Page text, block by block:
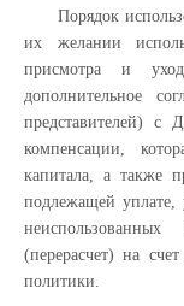
Порядок
их желании
присмотра и
дополнительное
представителей) с
компенсации,
капитала, а также
подлежащей уплате,
(перерасчет) на
политики.